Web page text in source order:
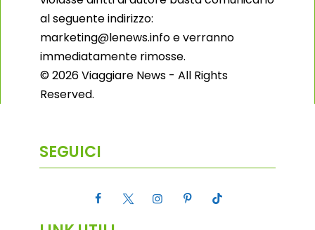
al seguente indirizzo:
marketing@lenews.info e verranno
immediatamente rimosse.
© 2026 Viaggiare News - All Rights
Reserved.
SEGUICI